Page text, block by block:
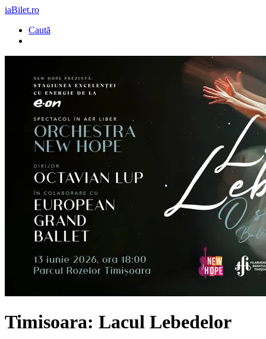
iaBilet.ro
Caută
Timisoara: Lacul Lebedelor